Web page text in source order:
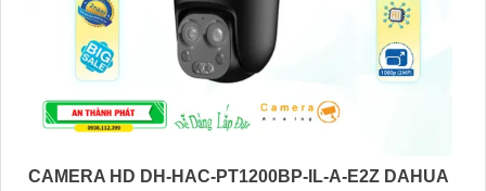
CAMERA HD DH-HAC-PT1200BP-IL-A-E2Z DAHUA